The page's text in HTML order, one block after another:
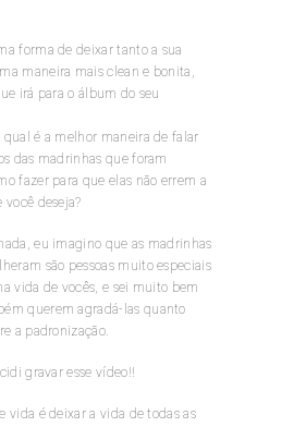
forma de deixar tanto a sua
maneira mais clean e bonita,
irá para o álbum do seu
qual é a melhor maneira de falar
das madrinhas que foram
fazer para que elas não errem a
deseja?
eu imagino que as madrinhas
são pessoas muito especiais
vida de vocês, e sei muito bem
querem agradá-las quanto
a padronização.
gravar esse vídeo!!
vida é deixar a vida de todas as